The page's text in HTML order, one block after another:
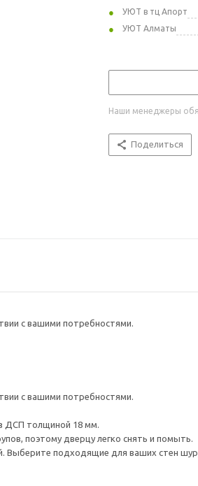
УЮТ в тц Апорт
УЮТ Алматы
Наши менеджеры
Поделиться
с вашими потребностями.
с вашими потребностями.
ДСП толщиной 18 мм.
поэтому дверцу легко снять и помыть.
Выберите подходящие для ваших стен